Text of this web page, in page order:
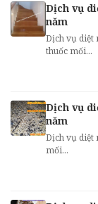
Dịch vụ
năm
Dịch vụ diệt
thuốc mối...
Dịch vụ
năm
Dịch vụ diệt
mối...